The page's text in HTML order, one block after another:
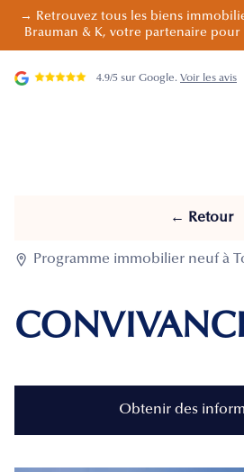
→ Retrouvez tous les biens
Brauman & K, votre partenaire
4.9/5 sur Google. Voir les avis
← Retour
 Programme immobilier neuf à
Obtenir des